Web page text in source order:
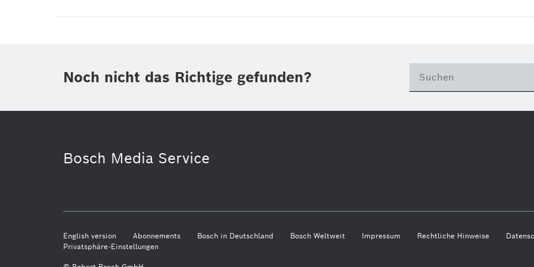
Noch nicht das Richtige gefunden?
Bosch Media Service
English version Abonnements Bosch in Deutschland Bosch Weltweit Impressum Rechtliche Hinweise
Privatsphäre-Einstellungen